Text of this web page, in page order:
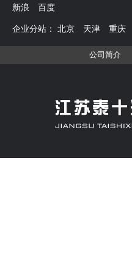
新浪 百度
企业分站： 北京 天津 重庆
公司简介